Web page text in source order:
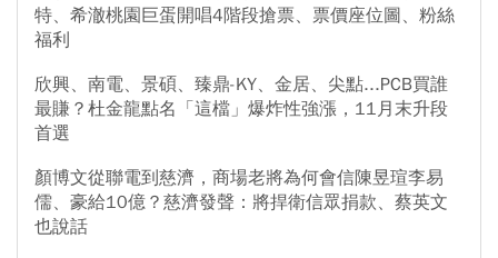
特、希澈桃園巨蛋開唱4階段搶票、票價座位圖、粉絲
福利
欣興、南電、景碩、臻鼎-KY、金居、尖點...PCB買誰
最賺？杜金龍點名「這檔」爆炸性強漲，11月末升段
首選
顏博文從聯電到慈濟，商場老將為何會信陳昱瑄李易
儒、豪給10億？慈濟發聲：將捍衛信眾捐款、蔡英文
也說話